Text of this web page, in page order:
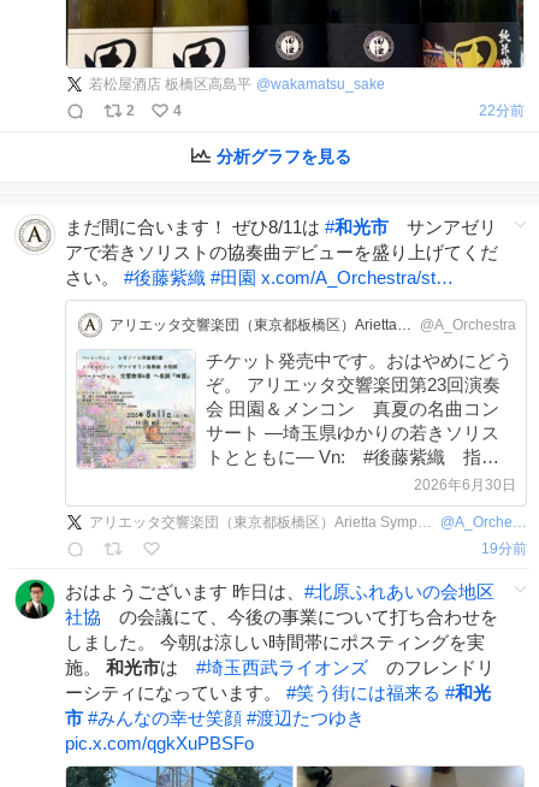
若松屋酒店 板橋区高島平 @wakamatsu_sake
2
4 23分前
分析グラフを見る
まだ間に合います！ ぜひ8/11は #和光市 サンアゼリ
アで若きソリストの協奏曲デビューを盛り上げてくだ
さい。 #後藤紫織 #田園 x.com/A_Orchestra/st…
アリエッタ交響楽団（東京都板橋区）Arietta Symphony Orchestra Tokyo @A_Orchestra
チケット発売中です。おはやめにどう
ぞ。 アリエッタ交響楽団第23回演奏
会 田園＆メンコン 真夏の名曲コン
サート ―埼玉県ゆかりの若きソリス
トとともに― Vn: #後藤紫織 指
揮: #大市泰範 イープラス
eplus.jp/sf/detail/4538… サンアゼリ
ア 048(468)7771
2026年6月30日
アリエッタ交響楽団（東京都板橋区）Arietta Symphony Orchestra Tokyo @A_Orchestra
19分前
おはようございます 昨日は、 #北原ふれあいの会地区
社協 の会議にて、今後の事業について打ち合わせを
しました。 今朝は涼しい時間帯にポスティングを実
施。 和光市は #埼玉西武ライオンズ のフレンドリ
ーシティになっています。 #笑う街には福来る #和光
市 #みんなの幸せ笑顔 #渡辺たつゆき
pic.x.com/qgkXuPBSFo